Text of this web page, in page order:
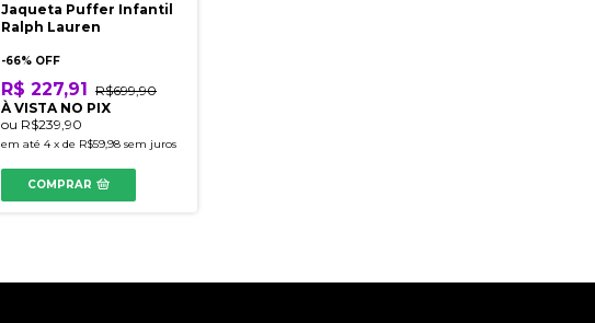
Jaqueta Puffer Infantil
Ralph Lauren
-66% OFF
R$ 227,91
R$699,90
À VISTA NO PIX
ou R$239,90
em até 4 x de R$59,98 sem juros
COMPRAR